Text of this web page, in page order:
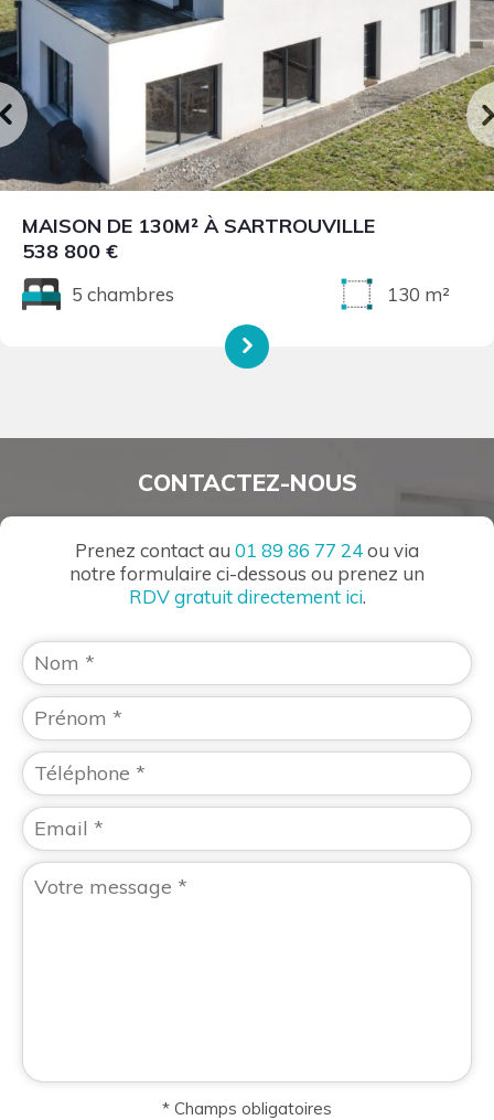
MAISON DE 130M² À SARTROUVILLE
538 800 €
5 chambres 130 m²
CONTACTEZ-NOUS
Prenez contact au 01 89 86 77 24ou via
notre formulaire ci-dessous ou prenez un
RDV gratuit directement ici.
* Champs obligatoires